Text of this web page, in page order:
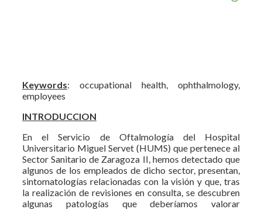
Keywords: occupational health, ophthalmology,
employees
INTRODUCCION
En el Servicio de Oftalmología del Hospital
Universitario Miguel Servet (HUMS) que pertenece al
Sector Sanitario de Zaragoza II, hemos detectado que
algunos de los empleados de dicho sector, presentan,
sintomatologías relacionadas con la visión y que, tras
la realización de revisiones en consulta, se descubren
algunas patologías que deberíamos valorar